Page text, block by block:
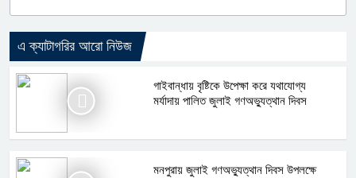
এ ক্যাটাগরির আরো নিউজ
গাইবান্ধায় বৃষ্টিকে উপেক্ষা করে যথাযোগ্য
মর্যাদায় পালিত জুলাই গণঅভ্যুত্থান দিবস
মনপুরায় জুলাই গণঅভ্যুত্থান দিবস উপলক্ষে